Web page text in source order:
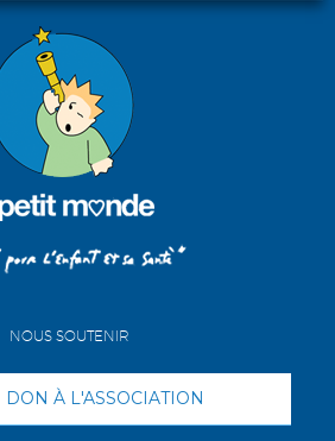
NOUS SOUTENIR
DON À L'ASSOCIATION